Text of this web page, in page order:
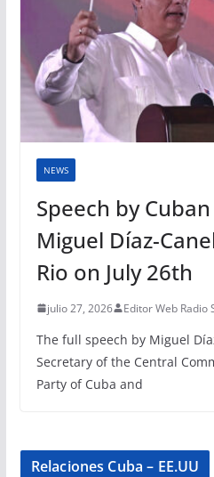
NEWS
Speech by
Miguel Díaz-
Rio on July 26th
julio 27, 2026 Editor Web Radio
The full speech by Miguel
Secretary of the Central
Party of Cuba and
Relaciones Cuba – EE.UU